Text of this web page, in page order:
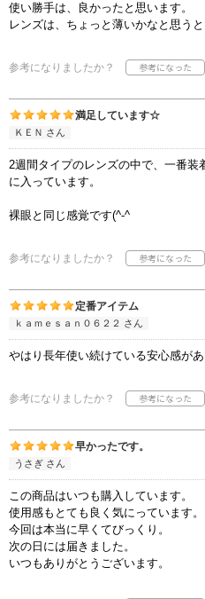
使い勝手は、良かったと思います。
レンズは、ちょっと薄いかなと思うと
参考になりましたか？
満足しています☆
ＫＥＮ さん
2週間タイプのレンズの中で、一番
に入っています。
裸眼と同じ感覚です(^-^ゞ
参考になりましたか？
定番アイテム
ｋａｍｅｓａｎ０６２２ さん
やはり長年使い続けている安心感が
参考になりましたか？
早かったです。
うさぎ さん
この商品はいつも購入しています。
使用感もとても良く気にっています。
今回は本当に早くてびっくり。
次の日には届きました。
いつもありがとうございます。